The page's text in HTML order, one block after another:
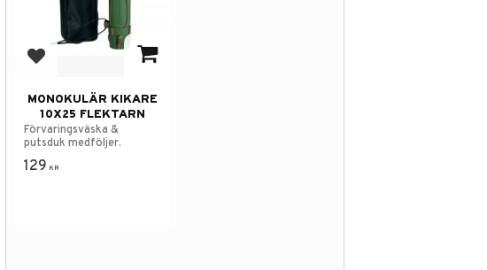
Lägg till i favoriter
MONOKULÄR KIKARE
10X25 FLEKTARN
Förvaringsväska &
putsduk medföljer.
129 KR